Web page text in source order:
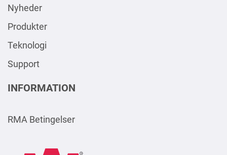
Nyheder
Produkter
Teknologi
Support
INFORMATION
RMA Betingelser